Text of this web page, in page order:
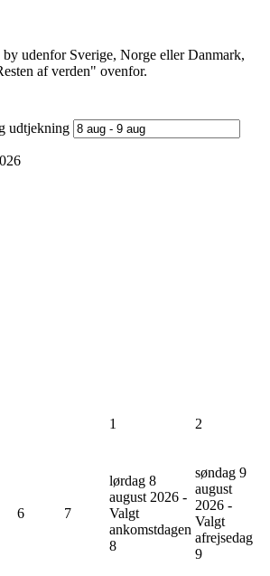
by udenfor Sverige, Norge eller Danmark,
af verden" ovenfor.
udtjekning
1 2
6 7
lørdag 8
august 2026 -
Valgt
ankomstdagen
8
søndag 9
august
2026 -
Valgt
afrejsedag
9